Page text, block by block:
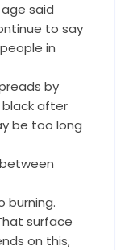
said
to say
in
by
black after
be too long
burning.
surface
on this,